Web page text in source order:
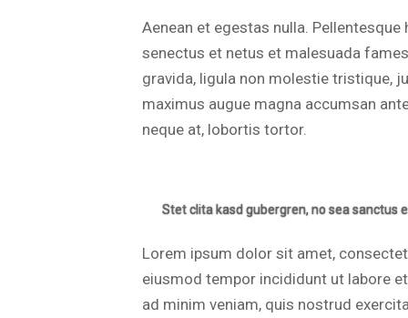
Aenean et egestas nulla.
senectus et netus et malesuada
gravida, ligula non molestie tristique,
maximus augue magna accumsan
neque at, lobortis tortor.
Stet clita kasd gubergren, no sea sanctus
Lorem ipsum dolor sit amet,
eiusmod tempor incididunt ut labore
ad minim veniam, quis nostrud